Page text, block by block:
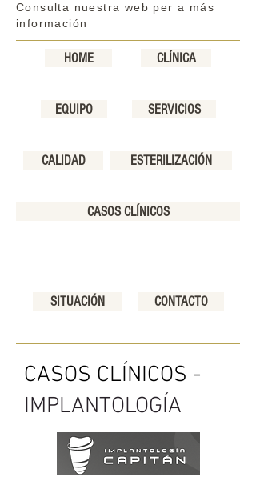
Consulta nuestra web per a más
información
HOME CLÍNICA
EQUIPO
CALIDAD
SERVICIOS
ESTERILIZACIÓN
CASOS CLÍNICOS
SITUACIÓN CONTACTO
CASOS CLÍNICOS -
IMPLANTOLOGÍA